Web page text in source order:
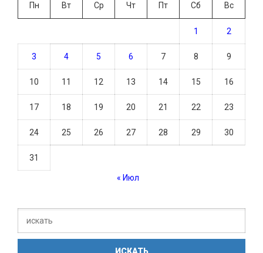
Пн
Вт Ср Чт Пт Сб Вс
1 2
3 4 5 6 7 8 9
10 11 12 13 14 15 16
17 18 19 20 21 22 23
24 25 26 27 28 29 30
31
« Июл